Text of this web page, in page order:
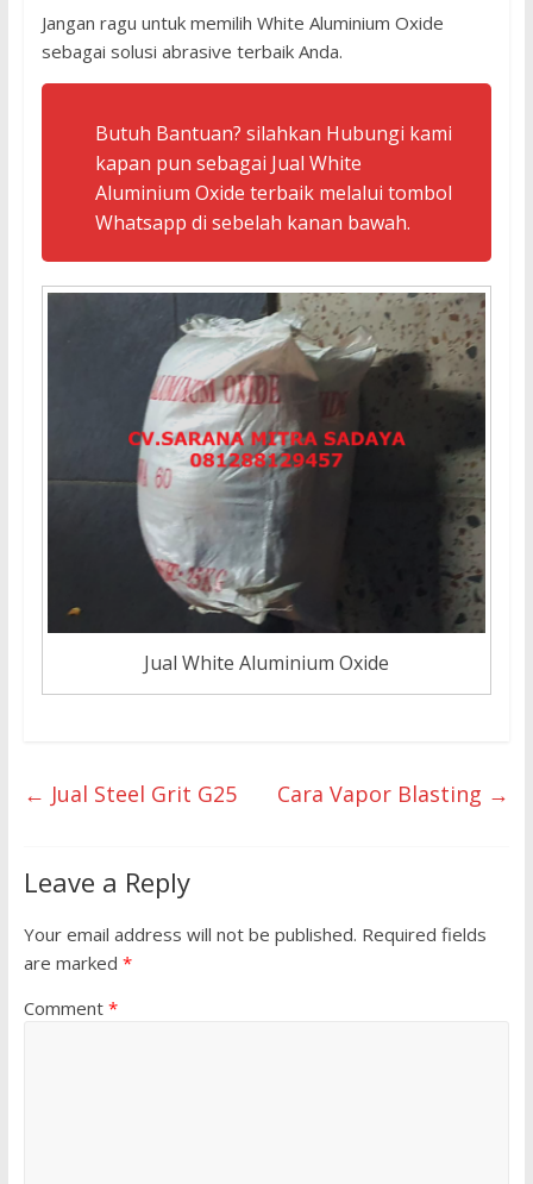
Jangan ragu untuk memilih White Aluminium Oxide
sebagai solusi abrasive terbaik Anda.
Butuh Bantuan? silahkan Hubungi kami
kapan pun sebagai Jual White
Aluminium Oxide terbaik melalui tombol
Whatsapp di sebelah kanan bawah.
Jual White Aluminium Oxide
← Jual Steel Grit G25 Cara Vapor Blasting →
Leave a Reply
Your email address will not be published. Required fields
are marked *
Comment *